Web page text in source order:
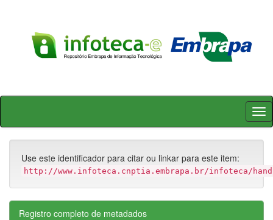
Skip
Use este identificador para citar ou linkar para este item:
http://www.infoteca.cnptia.embrapa.br/infoteca/
Registro completo de metadados